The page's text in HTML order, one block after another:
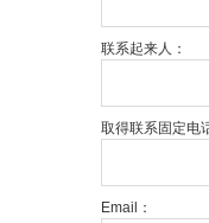
联系起来人：
取得联系固定电
Email：